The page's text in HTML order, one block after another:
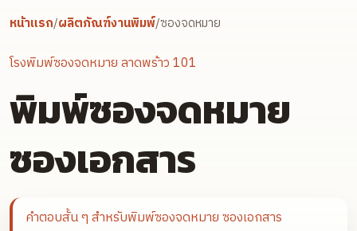
หน้าแรก/ผลิตภัณฑ์งานพิมพ์/ซองจดหมาย
โรงพิมพ์ซองจดหมาย ลาดพร้าว 101
พิมพ์ซองจดหมาย
ซองเอกสาร
คำตอบสั้น ๆ สำหรับพิมพ์ซองจดหมาย ซองเอกสาร